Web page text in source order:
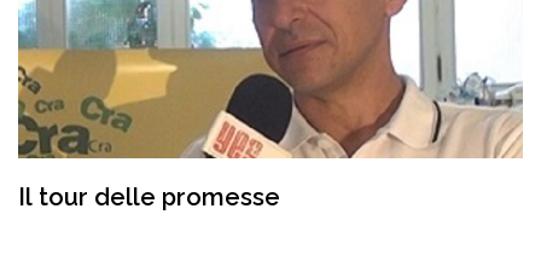
Il tour delle promesse